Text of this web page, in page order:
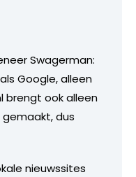
Swagerman:
Google, alleen
brengt ook alleen
dus
nieuwssites